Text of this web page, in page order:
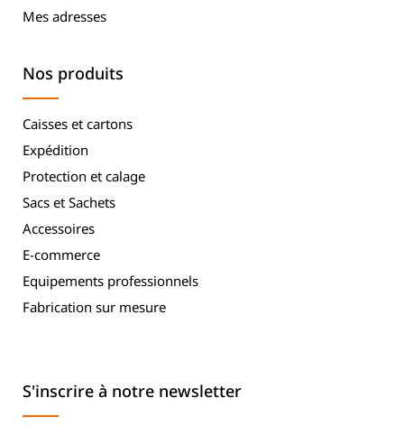
Mes adresses
Nos produits
Caisses et cartons
Expédition
Protection et calage
Sacs et Sachets
Accessoires
E-commerce
Equipements professionnels
Fabrication sur mesure
S'inscrire à notre newsletter